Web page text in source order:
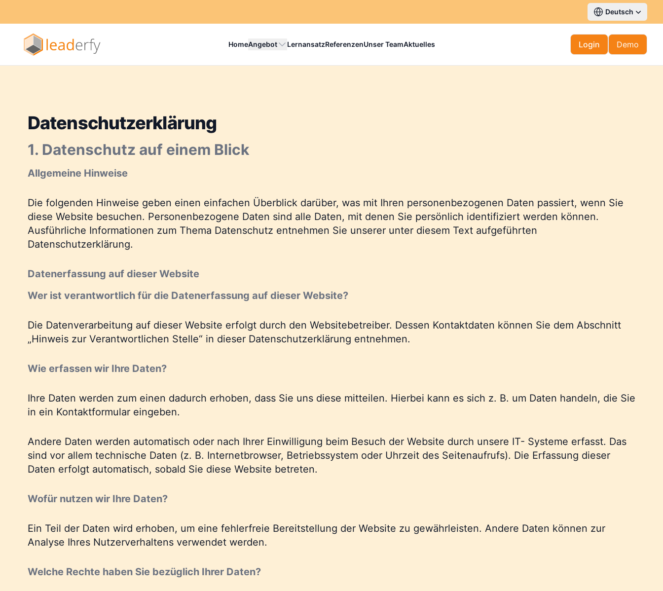
Deutsch
HomeAngebot LernansatzReferenzenUnser TeamAktuelles Login Demo
Datenschutzerklärung
1. Datenschutz auf einem Blick
Allgemeine Hinweise
Die folgenden Hinweise geben einen einfachen Überblick darüber, was mit Ihren personenbezogenen Daten passiert, wenn Sie
diese Website besuchen. Personenbezogene Daten sind alle Daten, mit denen Sie persönlich identifiziert werden können.
Ausführliche Informationen zum Thema Datenschutz entnehmen Sie unserer unter diesem Text aufgeführten
Datenschutzerklärung.
Datenerfassung auf dieser Website
Wer ist verantwortlich für die Datenerfassung auf dieser Website?
Die Datenverarbeitung auf dieser Website erfolgt durch den Websitebetreiber. Dessen Kontaktdaten können Sie dem Abschnitt
„Hinweis zur Verantwortlichen Stelle“ in dieser Datenschutzerklärung entnehmen.
Wie erfassen wir Ihre Daten?
Ihre Daten werden zum einen dadurch erhoben, dass Sie uns diese mitteilen. Hierbei kann es sich z. B. um Daten handeln, die Sie
in ein Kontaktformular eingeben.
Andere Daten werden automatisch oder nach Ihrer Einwilligung beim Besuch der Website durch unsere IT- Systeme erfasst. Das
sind vor allem technische Daten (z. B. Internetbrowser, Betriebssystem oder Uhrzeit des Seitenaufrufs). Die Erfassung dieser
Daten erfolgt automatisch, sobald Sie diese Website betreten.
Wofür nutzen wir Ihre Daten?
Ein Teil der Daten wird erhoben, um eine fehlerfreie Bereitstellung der Website zu gewährleisten. Andere Daten können zur
Analyse Ihres Nutzerverhaltens verwendet werden.
Welche Rechte haben Sie bezüglich Ihrer Daten?